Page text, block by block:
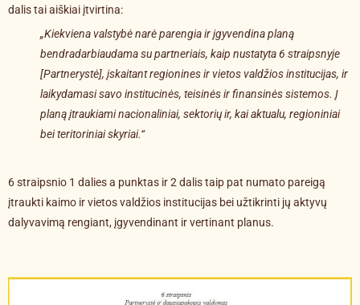
dalis tai aiškiai įtvirtina:
„Kiekviena valstybė narė parengia ir įgyvendina planą
bendradarbiaudama su partneriais, kaip nustatyta 6 straipsnyje
[Partnerystė], įskaitant regionines ir vietos valdžios institucijas, ir
laikydamasi savo institucinės, teisinės ir finansinės sistemos. Į
planą įtraukiami nacionaliniai, sektorių ir, kai aktualu, regioniniai
bei teritoriniai skyriai.“
6 straipsnio 1 dalies a punktas ir 2 dalis taip pat numato pareigą
įtraukti kaimo ir vietos valdžios institucijas bei užtikrinti jų aktyvų
dalyvavimą rengiant, įgyvendinant ir vertinant planus.